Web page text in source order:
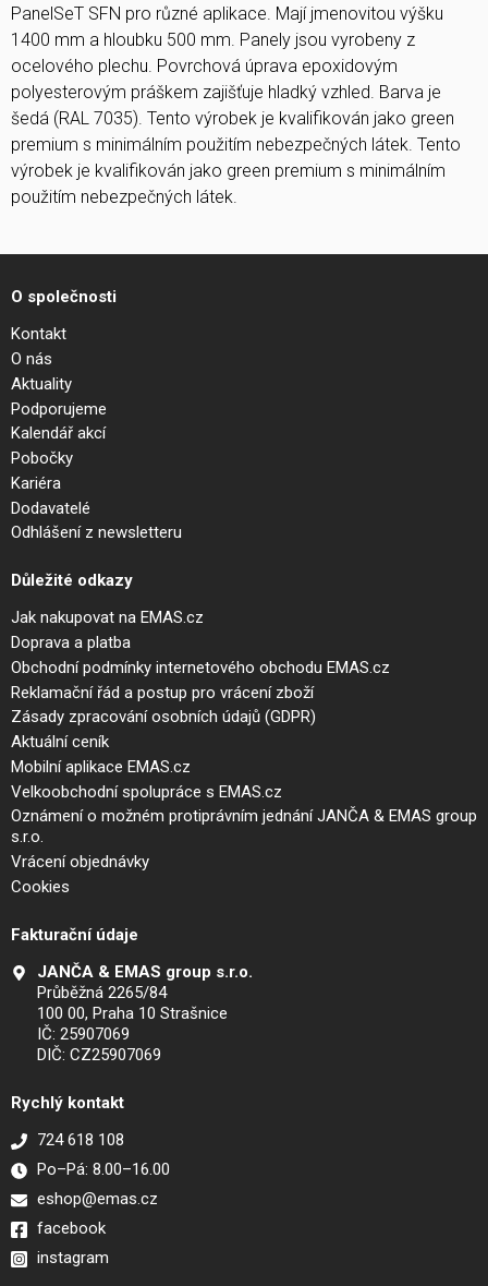
PanelSeT SFN pro různé aplikace. Mají jmenovitou výšku
1400 mm a hloubku 500 mm. Panely jsou vyrobeny z
ocelového plechu. Povrchová úprava epoxidovým
polyesterovým práškem zajišťuje hladký vzhled. Barva je
šedá (RAL 7035). Tento výrobek je kvalifikován jako green
premium s minimálním použitím nebezpečných látek. Tento
výrobek je kvalifikován jako green premium s minimálním
použitím nebezpečných látek.
O společnosti
Kontakt
O nás
Aktuality
Podporujeme
Kalendář akcí
Pobočky
Kariéra
Dodavatelé
Odhlášení z newsletteru
Důležité odkazy
Jak nakupovat na EMAS.cz
Doprava a platba
Obchodní podmínky internetového obchodu EMAS.cz
Reklamační řád a postup pro vrácení zboží
Zásady zpracování osobních údajů (GDPR)
Aktuální ceník
Mobilní aplikace EMAS.cz
Velkoobchodní spolupráce s EMAS.cz
Oznámení o možném protiprávním jednání JANČA & EMAS group
s.r.o.
Vrácení objednávky
Cookies
Fakturační údaje
JANČA & EMAS group s.r.o.
Průběžná 2265/84
100 00, Praha 10 Strašnice
IČ: 25907069
DIČ: CZ25907069
Rychlý kontakt
724 618 108
Po–Pá: 8.00–16.00
eshop@emas.cz
facebook
instagram